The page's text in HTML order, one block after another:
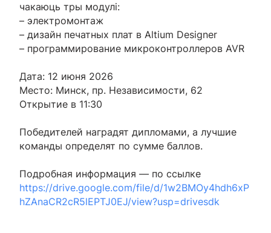
чакаюць тры модулі:
– электромонтаж
– дизайн печатных плат в Altium Designer
– программирование микроконтроллеров AVR
Дата: 12 июня 2026
Место: Минск, пр. Независимости, 62
Открытие в 11:30
Победителей наградят дипломами, а лучшие
команды определят по сумме баллов.
Подробная информация — по ссылке
https://drive.google.com/file/d/1w2BMOy4hdh6xP
hZAnaCR2cR5lEPTJ0EJ/view?usp=drivesdk